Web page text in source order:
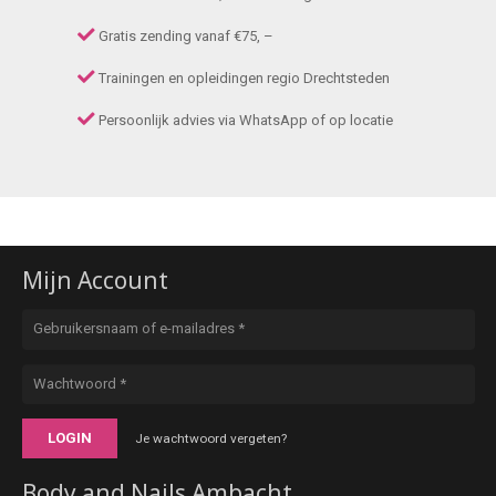
Gratis zending vanaf €75, –
Trainingen en opleidingen regio Drechtsteden
Persoonlijk advies via WhatsApp of op locatie
Mijn Account
LOGIN Je wachtwoord vergeten?